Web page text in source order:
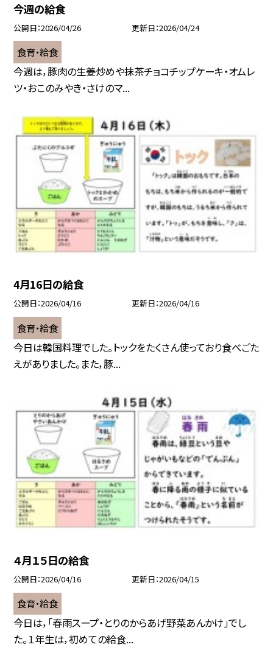
今週の給食
公開日 2026/04/26 更新日 2026/04/24
食育・給食
今週は，豚肉の生姜炒めや抹茶チョコチップケーキ・オムレ
ツ・おこのみやき・さけのマ...
4月16日の給食
公開日 2026/04/16 更新日 2026/04/16
食育・給食
今日は韓国料理でした。トックをたくさん使っており食べごた
えがありました。また，豚...
４月１５日の給食
公開日 2026/04/16 更新日 2026/04/15
食育・給食
今日は，「春雨スープ・とりのからあげ野菜あんかけ」でし
た。１年生は，初めての給食...